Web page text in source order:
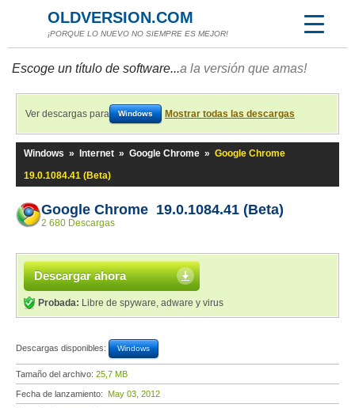
OLDVERSION.COM
¡PORQUE LO NUEVO NO SIEMPRE ES MEJOR!
Escoge un título de software...a la versión que amas!
Ver descargas para Windows Mostrar todas las descargas
Windows » Internet » Google Chrome » Google Chrome
19.0.1084.41 (Beta)
Google Chrome 19.0.1084.41 (Beta)
2 680 Descargas
Descargar ahora
Probada: Libre de spyware, adware y virus
Descargas disponibles: Windows
Tamaño del archivo: 25,7 MB
Fecha de lanzamiento: May 03, 2012